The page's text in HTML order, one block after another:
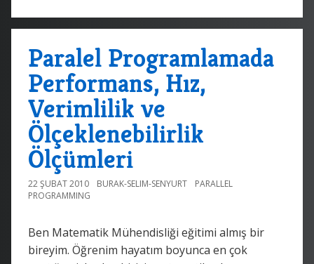
Paralel Programlamada
Performans, Hız,
Verimlilik ve
Ölçeklenebilirlik
Ölçümleri
22 ŞUBAT 2010 BURAK-SELIM-SENYURT
PARALLEL
PROGRAMMING
Ben Matematik Mühendisliği eğitimi almış bir
bireyim. Öğrenim hayatım boyunca en çok